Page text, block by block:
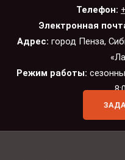
Телефон:
Электронная
Адрес: город Пенза,
Режим работы: